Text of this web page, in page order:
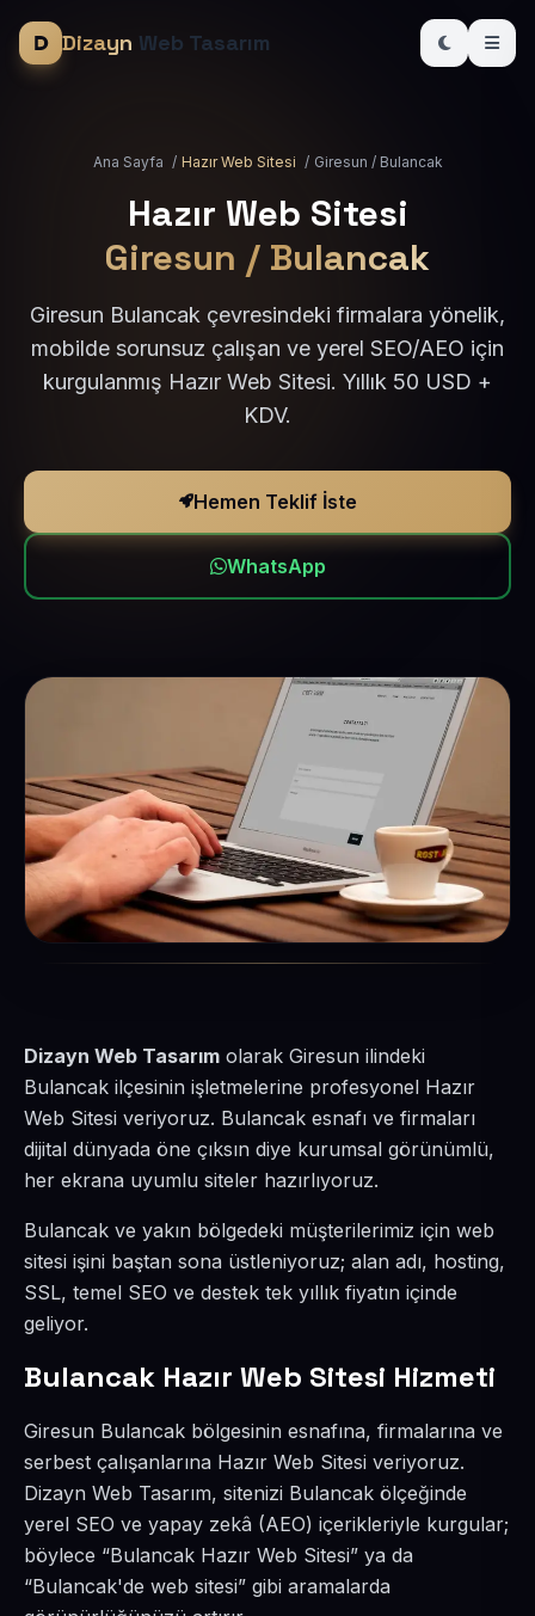
Dizayn Web Tasarım
Ana Sayfa / Hazır Web Sitesi / Giresun / Bulancak
Hazır Web Sitesi
Giresun / Bulancak
Giresun Bulancak çevresindeki firmalara yönelik,
mobilde sorunsuz çalışan ve yerel SEO/AEO için
kurgulanmış Hazır Web Sitesi. Yıllık 50 USD +
KDV.
Hemen Teklif İste
WhatsApp
Dizayn Web Tasarım olarak Giresun ilindeki
Bulancak ilçesinin işletmelerine profesyonel Hazır
Web Sitesi veriyoruz. Bulancak esnafı ve firmaları
dijital dünyada öne çıksın diye kurumsal görünümlü,
her ekrana uyumlu siteler hazırlıyoruz.
Bulancak ve yakın bölgedeki müşterilerimiz için web
sitesi işini baştan sona üstleniyoruz; alan adı, hosting,
SSL, temel SEO ve destek tek yıllık fiyatın içinde
geliyor.
Bulancak Hazır Web Sitesi Hizmeti
Giresun Bulancak bölgesinin esnafına, firmalarına ve
serbest çalışanlarına Hazır Web Sitesi veriyoruz.
Dizayn Web Tasarım, sitenizi Bulancak ölçeğinde
yerel SEO ve yapay zekâ (AEO) içerikleriyle kurgular;
böylece “Bulancak Hazır Web Sitesi” ya da
“Bulancak'de web sitesi” gibi aramalarda